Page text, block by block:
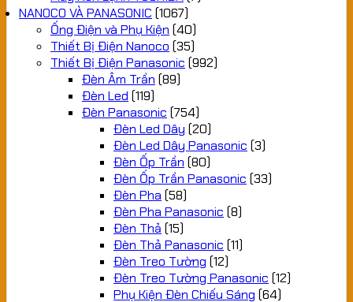
NANOCO VÀ PANASONIC (1067)
Ống Điện và Phụ Kiện (40)
Thiết Bị Điện Nanoco (35)
Thiết Bị Điện Panasonic (992)
Đèn Âm Trần (89)
Đèn Led (119)
Đèn Panasonic (754)
Đèn Led Dây (20)
Đèn Led Dây Panasonic (3)
Đèn Ốp Trần (80)
Đèn Ốp Trần Panasonic (33)
Đèn Pha (58)
Đèn Pha Panasonic (8)
Đèn Thả (15)
Đèn Thả Panasonic (11)
Đèn Treo Tường (12)
Đèn Treo Tường Panasonic (12)
Phụ Kiện Đèn Chiếu Sáng (64)